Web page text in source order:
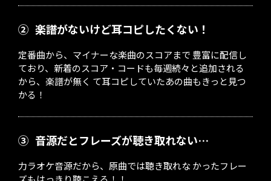
② 楽譜がないけど耳コピしたくない！
定番曲から、マイナーな楽曲のスコアまで 豊富に配信し
ており、新着のスコア・コードも毎週続々と追加される
から、楽譜が無く て耳コピしていたあの曲もきっと見つ
かる！
③ 音源だとフレーズが聴き取れない…
力ラオケ音源だから、原曲では聴き取れな かったフレー